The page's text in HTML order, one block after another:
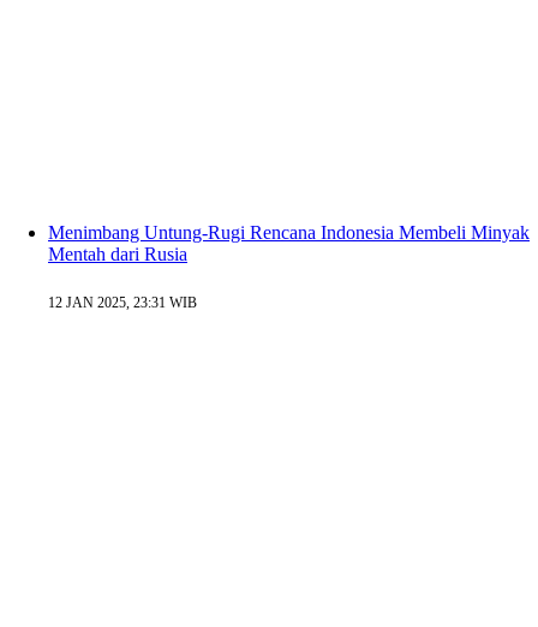
Menimbang Untung-Rugi Rencana Indonesia Membeli Minyak
Mentah dari Rusia
12 JAN 2025, 23:31 WIB